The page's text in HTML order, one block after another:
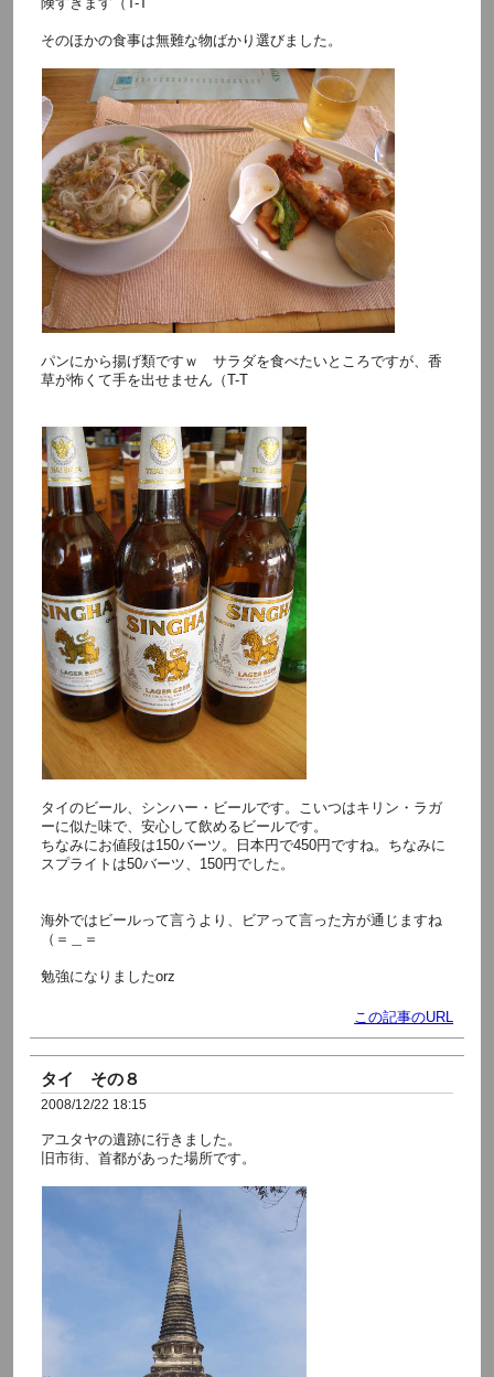
そのほかの食事は無難な物ばかり選びました。
パンにから揚げ類ですｗ サラダを食べたいところですが、香
草が怖くて手を出せません（T-T
タイのビール、シンハー・ビールです。こいつはキリン・ラガ
ーに似た味で、安心して飲めるビールです。
ちなみにお値段は150バーツ。日本円で450円ですね。ちなみに
スプライトは50バーツ、150円でした。
海外ではビールって言うより、ビアって言った方が通じますね
（＝＿＝
勉強になりましたorz
この記事のURL
タイ その８
2008/12/22 18:15
アユタヤの遺跡に行きました。
旧市街、首都があった場所です。